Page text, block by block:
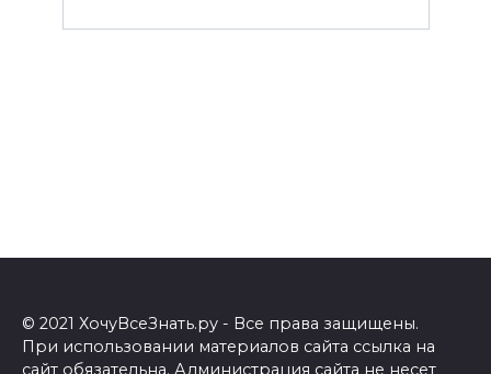
© 2021 ХочуВсеЗнать.ру - Все права защищены.
При использовании материалов сайта ссылка на
сайт обязательна. Администрация сайта не несет